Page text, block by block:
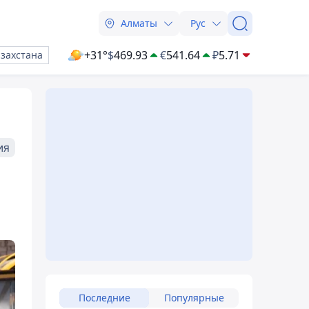
Алматы Рус
+31°$469.93 €541.64 ₽5.71
Последние Популярные